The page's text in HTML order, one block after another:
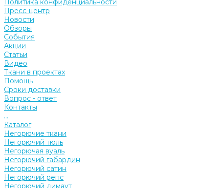
Политика конфиденциальности
Пресс-центр
Новости
Обзоры
События
Акции
Статьи
Видео
Ткани в проектах
Помощь
Сроки доставки
Вопрос - ответ
Контакты
...
Каталог
Негорючие ткани
Негорючий тюль
Негорючая вуаль
Негорючий габардин
Негорючий сатин
Негорючий репс
Негорючий димаут